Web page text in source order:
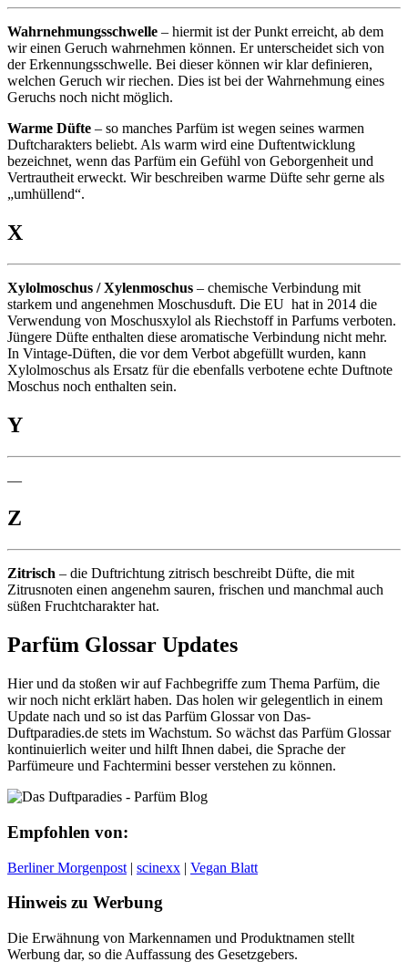
Wahrnehmungsschwelle – hiermit ist der Punkt erreicht, ab dem
wir einen Geruch wahrnehmen können. Er unterscheidet sich von
der Erkennungsschwelle. Bei dieser können wir klar definieren,
welchen Geruch wir riechen. Dies ist bei der Wahrnehmung eines
Geruchs noch nicht möglich.
Warme Düfte – so manches Parfüm ist wegen seines warmen
Duftcharakters beliebt. Als warm wird eine Duftentwicklung
bezeichnet, wenn das Parfüm ein Gefühl von Geborgenheit und
Vertrautheit erweckt. Wir beschreiben warme Düfte sehr gerne als
„umhüllend“.
X
Xylolmoschus / Xylenmoschus – chemische Verbindung mit
starkem und angenehmen Moschusduft. Die EU hat in 2014 die
Verwendung von Moschusxylol als Riechstoff in Parfums verboten.
Jüngere Düfte enthalten diese aromatische Verbindung nicht mehr.
In Vintage-Düften, die vor dem Verbot abgefüllt wurden, kann
Xylolmoschus als Ersatz für die ebenfalls verbotene echte Duftnote
Moschus noch enthalten sein.
Y
—
Z
Zitrisch – die Duftrichtung zitrisch beschreibt Düfte, die mit
Zitrusnoten einen angenehm sauren, frischen und manchmal auch
süßen Fruchtcharakter hat.
Parfüm Glossar Updates
Hier und da stoßen wir auf Fachbegriffe zum Thema Parfüm, die
wir noch nicht erklärt haben. Das holen wir gelegentlich in einem
Update nach und so ist das Parfüm Glossar von Das-
Duftparadies.de stets im Wachstum. So wächst das Parfüm Glossar
kontinuierlich weiter und hilft Ihnen dabei, die Sprache der
Parfümeure und Fachtermini besser verstehen zu können.
Empfohlen von:
Berliner Morgenpost | scinexx | Vegan Blatt
Hinweis zu Werbung
Die Erwähnung von Markennamen und Produktnamen stellt
Werbung dar, so die Auffassung des Gesetzgebers.